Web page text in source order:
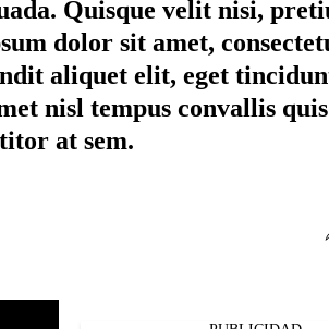
Quisque velit nisi,
dolor sit amet,
aliquet elit, eget
nisl tempus convallis
at sem.